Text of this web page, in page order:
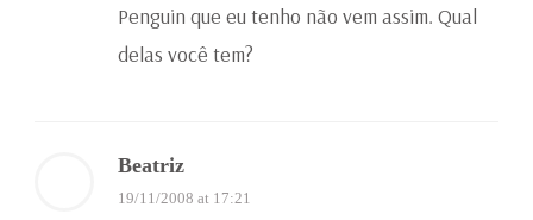
Penguin que eu tenho não vem assim. Qual
delas você tem?
Beatriz
19/11/2008 at 17:21